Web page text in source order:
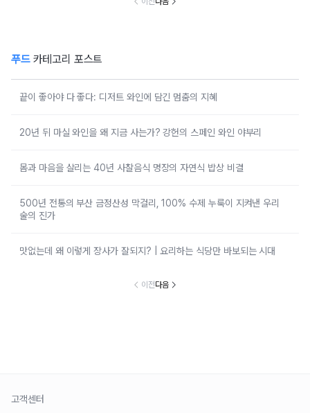
푸드카테고리 포스트
끝이 좋아야 다 좋다: 디저트 와인에 담긴 멈춤의 지혜
20년 뒤 마실 와인을 왜 지금 사는가? 강헌의 스페인 와인 야부리
몸과 마음을 살리는 40년 사찰음식 명장의 자연식 밥상 비결
500년 전통의 부산 금정산성 막걸리, 100% 수제 누룩이 지켜낸 우리
술의 진가
맛없는데 왜 이렇게 장사가 잘되지? | 요리하는 식당만 바보되는 시대
이전다음
고객센터